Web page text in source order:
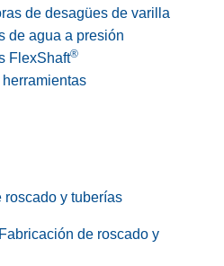
de desagües de varilla
de agua a presión
FlexShaft®
roscado y tuberías
de roscado y